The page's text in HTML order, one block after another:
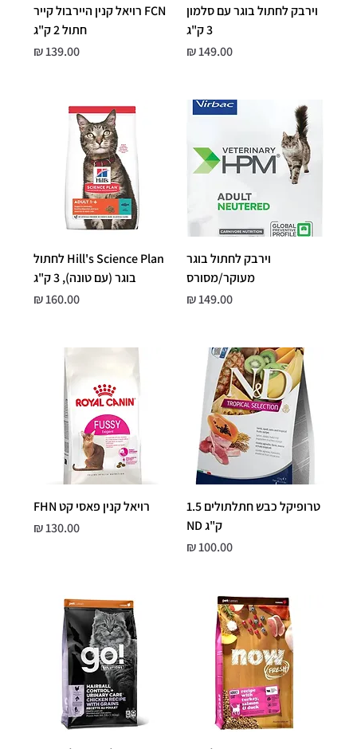
וירבק לחתול בוגר עם סלמון
3 ק"ג
מחיר
FCN רויאל קנין היירבול קייר
חתול 2 ק"ג
מחיר
וירבק לחתול בוגר
מעוקר/מסורס
מחיר
Hill's Science Plan לחתול
בוגר (עם טונה), 3 ק"ג
מחיר
טרופיקל כבש חתלתולים 1.5
ק"ג ND
מחיר
רויאל קנין פאסי קט FHN
מחיר